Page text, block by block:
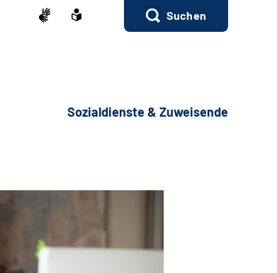
Suchen
Sozialdienste & Zuweisende